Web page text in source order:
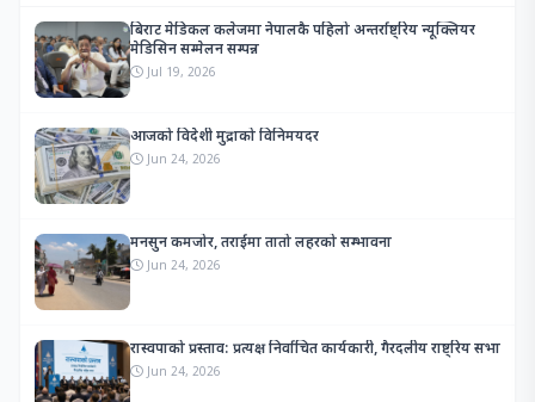
बिराट मेडिकल कलेजमा नेपालकै पहिलो अन्तर्राष्ट्रिय न्यूक्लियर
मेडिसिन सम्मेलन सम्पन्न
Jul 19, 2026
आजको विदेशी मुद्राको विनिमयदर
Jun 24, 2026
मनसुन कमजोर, तराईमा तातो लहरको सम्भावना
Jun 24, 2026
रास्वपाको प्रस्ताव: प्रत्यक्ष निर्वाचित कार्यकारी, गैरदलीय राष्ट्रिय सभा
Jun 24, 2026